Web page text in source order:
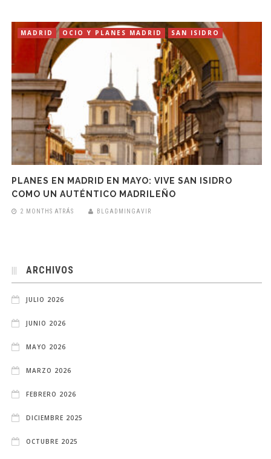
MADRID OCIO Y PLANES MADRID SAN ISIDRO
PLANES EN MADRID EN MAYO: VIVE SAN ISIDRO
COMO UN AUTÉNTICO MADRILEÑO
2 MONTHS ATRÁS BLGADMINGAVIR
ARCHIVOS
JULIO 2026
JUNIO 2026
MAYO 2026
MARZO 2026
FEBRERO 2026
DICIEMBRE 2025
OCTUBRE 2025